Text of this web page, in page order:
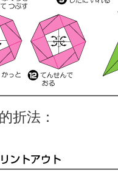
折法：